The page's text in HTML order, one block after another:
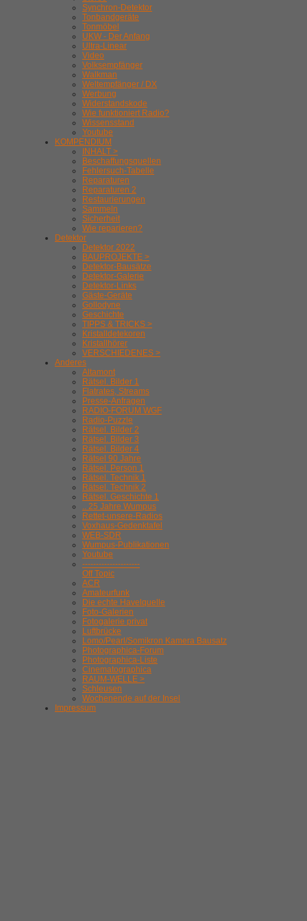
Synchron-Detektor
Tonbandgeräte
Tonmöbel
UKW - Der Anfang
Ultra-Linear
Video
Volksempfänger
Walkman
Weltempfänger / DX
Werbung
Widerstandskode
Wie funktioniert Radio?
Wissensstand
Youtube
KOMPENDIUM
INHALT >
Beschaffungsquellen
Fehlersuch-Tabelle
Reparaturen
Reparaturen 2
Restaurierungen
Sammeln
Sicherheit
Wie reparieren?
Detektor
Detektor 2022
BAUPROJEKTE >
Detektor-Bausätze
Detektor-Galerie
Detektor-Links
Gäste-Geräte
Gollodyne
Geschichte
TIPPS & TRICKS >
Kristalldetekoren
Kristallhörer
VERSCHIEDENES >
Anderes
Altamont
Rätsel. Bilder 1
Flatrates, Streams
Presse-Anfragen
RADIO-FORUM WGF
Radio-Puzzle
Rätsel. Bilder 2
Rätsel. Bilder 3
Rätsel. Bilder 4
Rätsel 90 Jahre
Rätsel. Person 1
Rätsel. Technik 1
Rätsel. Technik 2
Rätsel. Geschichte 1
.. 25 Jahre Wumpus
Rettet-unsere-Radios
Voxhaus-Gedenktafel
WEB-SDR
Wumpus-Publikationen
Youtube
---------------------
Off Topic
ACR
Amateurfunk
Die echte Havelquelle
Foto-Galerien
Fotogalerie privat
Luftbrücke
Lomo/Pearl/Somikron Kamera Bausatz
Photographica-Forum
Photographica-Liste
Cinematographica
RAUM-WELLE >
Schleusen
Wochenende auf der Insel
Impressum